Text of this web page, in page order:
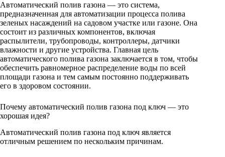
Автоматический полив газона — это система,
предназначенная для автоматизации процесса полива
зеленых насаждений на садовом участке или газоне. Она
состоит из различных компонентов, включая
распылители, трубопроводы, контроллеры, датчики
влажности и другие устройства. Главная цель
автоматического полива газона заключается в том, чтобы
обеспечить равномерное распределение воды по всей
площади газона и тем самым постоянно поддерживать
его в здоровом состоянии.
Почему автоматический полив газона под ключ — это
хорошая идея?
Автоматический полив газона под ключ является
отличным решением по нескольким причинам.